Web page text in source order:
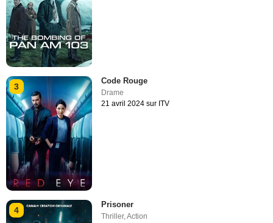
3
Code Rouge
Drame
21 avril 2024 sur ITV
4
Prisoner
Thriller,Action